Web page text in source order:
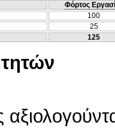
Φόρτος
100
25
125